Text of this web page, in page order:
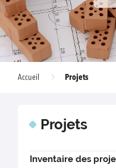
Accueil Projets
Projets
Inventaire des